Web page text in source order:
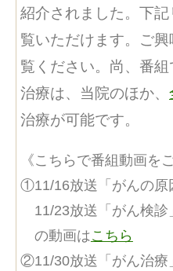
紹介されました。下
覧いただけます。ご
覧ください。尚、番
治療は、当院のほか、
治療が可能です。
《こちらで番組動画を
①11/16放送「がんの原
11/23放送「がん検診
の動画は こちら
②11/30放送「がん治療